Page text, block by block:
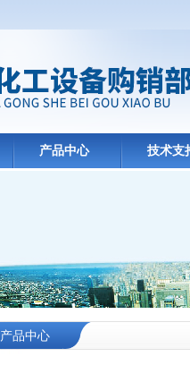
产品中心 技术支
产品中心